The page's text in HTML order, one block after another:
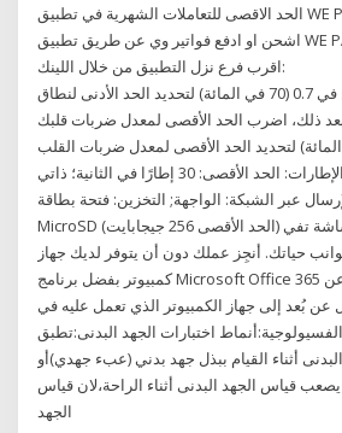
الحد الاقصى للتعاملات الشهرية في تطبيق WE PAY الى 100000 جنيه
اشحن او ادفع فواتير وي عن طريق تطبيق WE PAY و لتسجيل بياناتك زور
اقرب فرع نزل التطبيق من خلال اللينك:
ثم اضرب العدد الناتج في 0.7 (70 في المائة) لتحديد الحد الأدنى لنطاق
ذلك، اضرب الحد الأقصى لمعدل ضربات قلبك
(85 في المائة) لتحديد الحد الأقصى لمعدل ضربات القلب
المستهدف. معدل الإطارات: الحد الأقصى: 30 إطارًا في الثانية؛ ذاتي
عبر الشبكة: الواجهة; التخزين: فتحة بطاقة
MicroSD (الحد الأقصى 256 جيجابايت) شبكة سلكية شاشة تفي
حياتك. أنجِز عملك دون أن يتوفر لديك جهاز
كمبيوتر بفضل برنامج Microsoft Office 365 المُثبَّت على الشاشة، أو عن
بُعد إلى جهاز الكمبيوتر الذي تعمل عليه في
اختبارات الجهد البدنى:تطبق
أثناء القيام ببذل جهد بدني (عبء جهدي)أو
يصعب قياس الجهد البدنى أثناء الراحة،لان قياس
الجهد